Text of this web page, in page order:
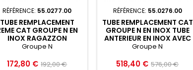
RÉFÉRENCE: 55.0277.00
TUBE REMPLACEMENT
CAT GROUPE N EN
INOX RAGAZZON
GENESIS MK1 BH
Groupe N
Prix
172,80 € Prix
192,00 €
RÉFÉRENCE: 55.0276.00
TUBE REMPLACEMENT CAT
GROUPE N EN INOX TUBE
ANTERIEUR EN INOX AVEC
FLEXIBLE RAGAZZON
2008 2013 - 55.0276.00
Groupe N
Prix
518,40 € Prix
576,00 €